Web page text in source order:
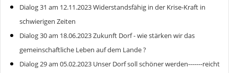
Dialog 31 am 12.11.2023 Widerstandsfähig in der Krise-Kraft in
schwierigen Zeiten
Dialog 30 am 18.06.2023 Zukunft Dorf - wie stärken wir das
gemeinschaftliche Leben auf dem Lande ?
Dialog 29 am 05.02.2023 Unser Dorf soll schöner werden-------reicht